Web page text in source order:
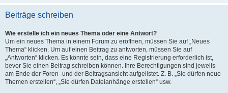
Beiträge schreiben
Wie erstelle ich ein neues Thema oder eine Antwort?
Um ein neues Thema in einem Forum zu eröffnen, müssen Sie auf „Neues
Thema“ klicken. Um auf einen Beitrag zu antworten, müssen Sie auf
„Antworten“ klicken. Es könnte sein, dass eine Registrierung erforderlich ist,
bevor Sie einen Beitrag schreiben können. Ihre Berechtigungen sind jeweils
am Ende der Foren- und der Beitragsansicht aufgelistet. Z. B. „Sie dürfen neue
Themen erstellen“, „Sie dürfen Dateianhänge erstellen“ usw.